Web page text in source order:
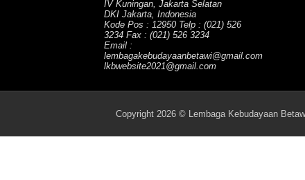
IV Kuningan, Jakarta Selatan
DKI Jakarta, Indonesia
Kode Pos : 12950 Telp : (021) 526
3234 Fax : (021) 526 3234
Email :
lembagakebudayaanbetawi@gmail.com
lkbwebsite2021@gmail.com
Copyright 2026 © Lembaga Kebudayaan